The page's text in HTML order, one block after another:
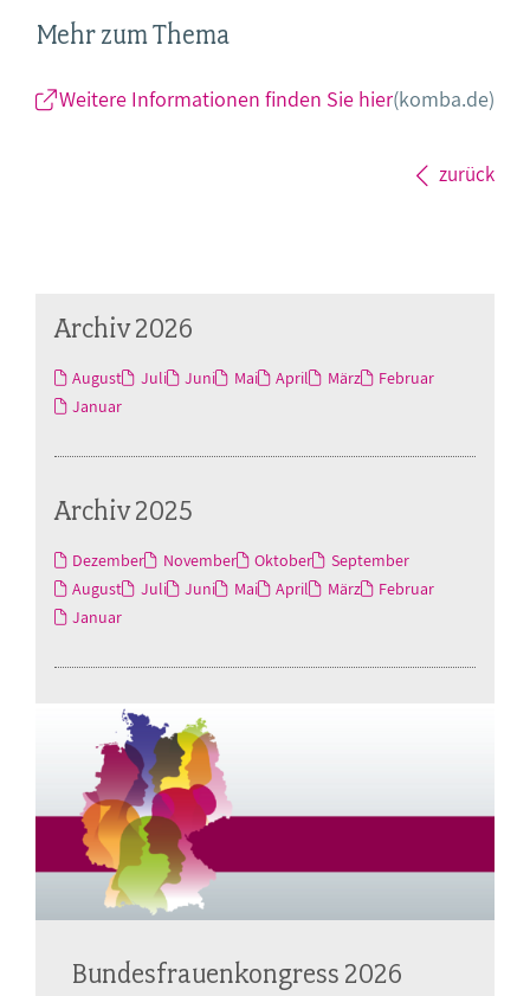
Mehr zum Thema
Weitere Informationen finden Sie hier(komba.de)
zurück
Archiv 2026
August Juli Juni Mai April März
Februar
Januar
Archiv 2025
Dezember November Oktober
September
August
Juli Juni Mai April März
Februar
Januar
Bundesfrauenkongress 2026